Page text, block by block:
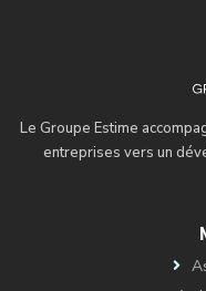
Le Groupe Estime
entreprises vers un